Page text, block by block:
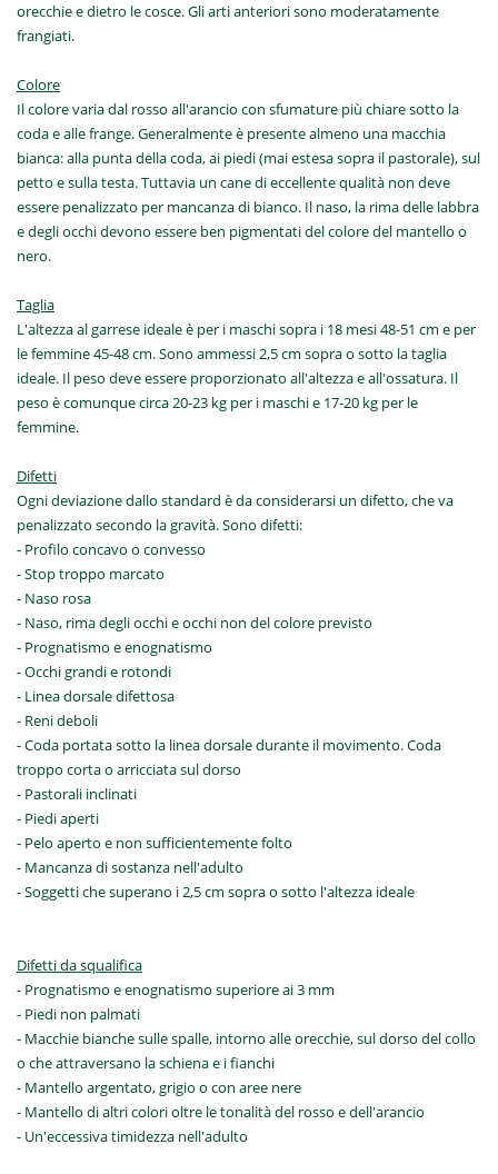
orecchie e dietro le cosce. Gli arti anteriori sono moderatamente
frangiati.
Colore
Il colore varia dal rosso all'arancio con sfumature più chiare sotto la
coda e alle frange. Generalmente è presente almeno una macchia
bianca: alla punta della coda, ai piedi (mai estesa sopra il pastorale), sul
petto e sulla testa. Tuttavia un cane di eccellente qualità non deve
essere penalizzato per mancanza di bianco. Il naso, la rima delle labbra
e degli occhi devono essere ben pigmentati del colore del mantello o
nero.
Taglia
L'altezza al garrese ideale è per i maschi sopra i 18 mesi 48-51 cm e per
le femmine 45-48 cm. Sono ammessi 2,5 cm sopra o sotto la taglia
ideale. Il peso deve essere proporzionato all'altezza e all'ossatura. Il
peso è comunque circa 20-23 kg per i maschi e 17-20 kg per le
femmine.
Difetti
Ogni deviazione dallo standard è da considerarsi un difetto, che va
penalizzato secondo la gravità. Sono difetti:
- Profilo concavo o convesso
- Stop troppo marcato
- Naso rosa
- Naso, rima degli occhi e occhi non del colore previsto
- Prognatismo e enognatismo
- Occhi grandi e rotondi
- Linea dorsale difettosa
- Reni deboli
- Coda portata sotto la linea dorsale durante il movimento. Coda
troppo corta o arricciata sul dorso
- Pastorali inclinati
- Piedi aperti
- Pelo aperto e non sufficientemente folto
- Mancanza di sostanza nell'adulto
- Soggetti che superano i 2,5 cm sopra o sotto l'altezza ideale
Difetti da squalifica
- Prognatismo e enognatismo superiore ai 3 mm
- Piedi non palmati
- Macchie bianche sulle spalle, intorno alle orecchie, sul dorso del collo
o che attraversano la schiena e i fianchi
- Mantello argentato, grigio o con aree nere
- Mantello di altri colori oltre le tonalità del rosso e dell'arancio
- Un'eccessiva timidezza nell'adulto